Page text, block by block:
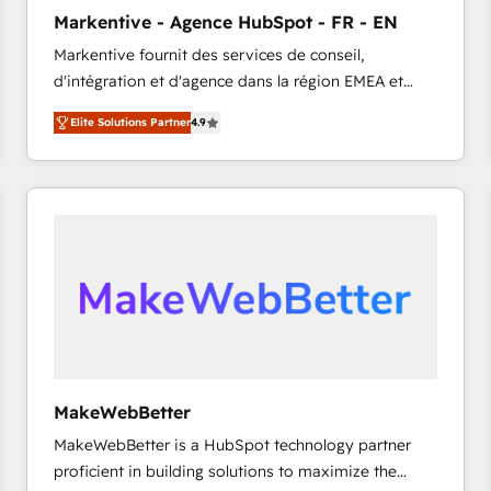
2️⃣ AIエージェント組織構築 営業・マーケティング業務
の一部をAIが自律実行する組織への移行を設計・実装。
Breeze・Claude等をHubSpotと連携させ、役割定義・
運用ルール・成果指標まで含めて設計します。 3️⃣ 全社
DX × AI推進のPMO伴走支援 複数部門をまたぐDX×AI変
革を、構想から実装・定着までPMOとして主導。「設
定の代行ではなく、設計の責任」を引き受け、部門横断
提供。 ▸ 既存CRM・MAからの移行支援：Salesforce・
ンツとサイト構造を最適化。 🏆 なぜ100incを選ぶの
ード受賞・HUGリーダー ✓ ISO27001:2022 /
ISO9001:2015 取得 ✓ 400社以上の導入実績 ✓
Markentive - Agence HubSpot - FR - EN
Markentive fournit des services de conseil,
d'intégration et d'agence dans la région EMEA et
North America. Avec plus de 115 experts en
marketing automation, Growth, Revops, CRM et
webdesign. Markentive is both a consulting firm, a
digital agency and an integrator. With over 115
Elite Solutions Partner4.9
MakeWebBetter
MakeWebBetter is a HubSpot technology partner
proficient in building solutions to maximize the